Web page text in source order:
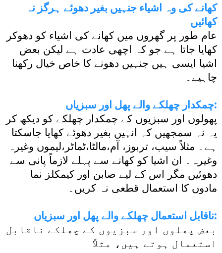
کھانے کی وہ اشیاء جنہیں بغیر دھوئے ہرگز نہ
کھائیں
عام طور پر گھروں میں کھانے کی اشیاء کو دھوکر
کھایا جاتا ہے جو کہ اچھی عادت ہے لیکن بعض
اشیا ایسی ہیں جنہیں دھونے کا خاص خیال رکھنا
چاہیے۔
چمکدار چھلکے والے پھل اور سبزیاں:
پھولوں اور سبزیوں کے چمکدار چھلکے کو دیکھ کر
یہ نہ سمجھیں کہ انہیں بغیر دھوئے کھایا جاسکتا
ہے۔ مثلاً سیب، تربوز، آم،مالٹا،ٹماٹر،لیموں وغیرہ
وغیرہ۔ ان اشیا کو کھانے سے پہلے لازماً پانی سے
دھوئیں مگر اس کے لیے صابن اور کیمکلز نما
مادوں کا استعمال قطعی نہ کریں۔
ناقابل استعمال چھلکے والے پھل اور سبزیاں:
بعض پھلوں اور سبزیوں کے چھلکے ناقابل
استعمال ہوتے ہیں، مثلاً